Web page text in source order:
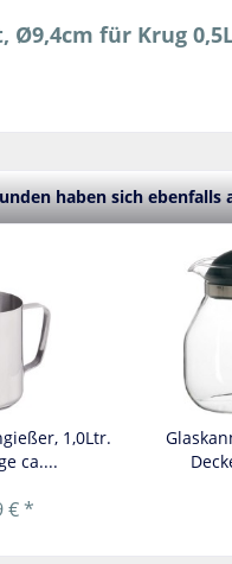
für Krug
haben sich ebenfalls
1,0Ltr.
ca....
€ *